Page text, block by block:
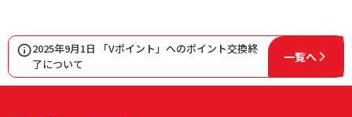
2025年9月1日 「Vポイント」へのポイント交換終
了について
一覧へ